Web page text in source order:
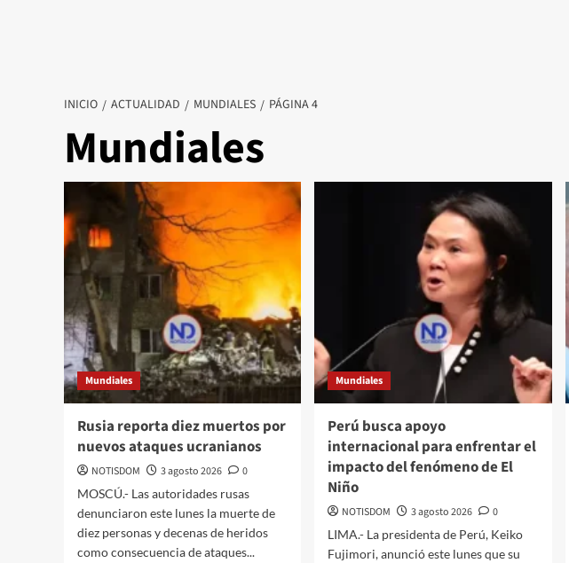
INICIO ACTUALIDAD MUNDIALES PÁGINA 4
Mundiales
Mundiales
Rusia reporta diez muertos por
nuevos ataques ucranianos
NOTISDOM 3 agosto 2026
0
MOSCÚ.- Las autoridades rusas
denunciaron este lunes la muerte de
diez personas y decenas de heridos
como consecuencia de ataques...
Mundiales
Perú busca apoyo
internacional para enfrentar el
impacto del fenómeno de El
Niño
NOTISDOM 3 agosto 2026
0
LIMA.- La presidenta de Perú, Keiko
Fujimori, anunció este lunes que su